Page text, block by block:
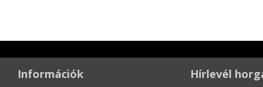
Információk Hírlevél